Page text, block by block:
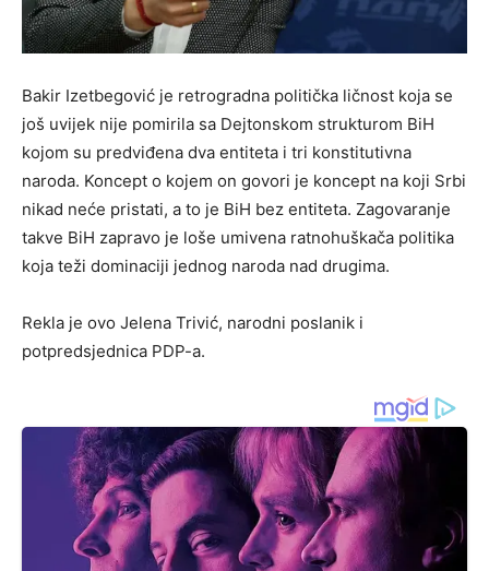
Bakir Izetbegović je retrogradna politička ličnost koja se
još uvijek nije pomirila sa Dejtonskom strukturom BiH
kojom su predviđena dva entiteta i tri konstitutivna
naroda. Koncept o kojem on govori je koncept na koji Srbi
nikad neće pristati, a to je BiH bez entiteta. Zagovaranje
takve BiH zapravo je loše umivena ratnohuškača politika
koja teži dominaciji jednog naroda nad drugima.
Rekla je ovo Jelena Trivić, narodni poslanik i
potpredsjednica PDP-a.